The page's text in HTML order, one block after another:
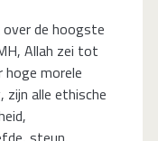
de hoogste
Allah zei tot
hoge morele
zijn alle ethische